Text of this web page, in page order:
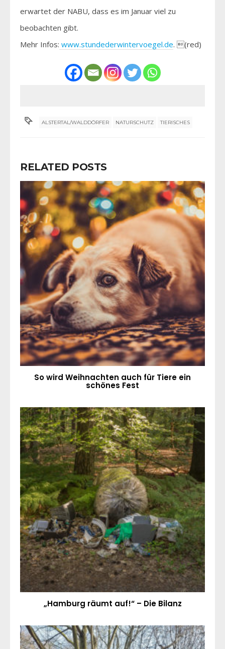
erwartet der NABU, dass es im Januar viel zu
beobachten gibt.
Mehr Infos: www.stundederwintervoegel.de. (red)
ALSTERTAL/WALDDÖRFER NATURSCHUTZ TIERISCHES
RELATED POSTS
So wird Weihnachten auch für Tiere ein
schönes Fest
„Hamburg räumt auf!“ – Die Bilanz